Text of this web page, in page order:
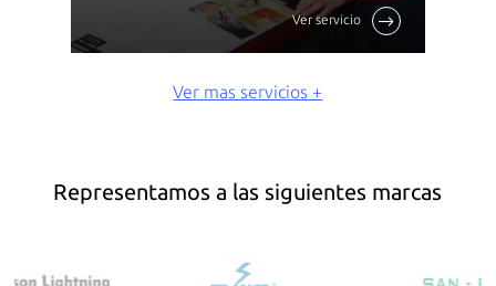
la solución más idónea, teniendo como
referencias la NTP de electricidad y la NTP de
una ...
Ver servicio
Ver mas servicios +
Representamos a las siguientes marcas